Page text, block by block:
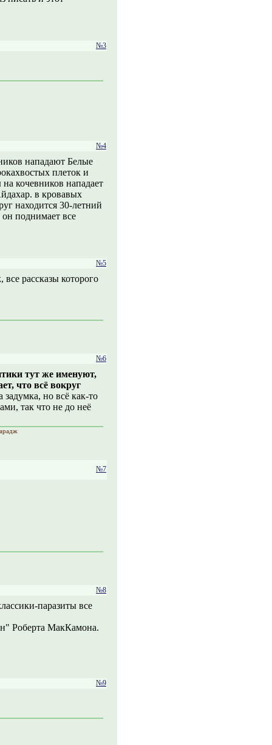
№3
№4
нападают Белые
плеток и
кочевников нападает
в кровавых
находится 30-летний
он поднимает все
№5
рассказы которого
№6
тут же именуют,
что всё вокруг
задумка, но всё как-то
так что не до неё
№7
№8
паразиты все
Роберта МакКамона.
№9